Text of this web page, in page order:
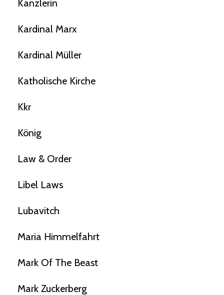
Kanzlerin
Kardinal Marx
Kardinal Müller
Katholische Kirche
Kkr
König
Law & Order
Libel Laws
Lubavitch
Maria Himmelfahrt
Mark Of The Beast
Mark Zuckerberg